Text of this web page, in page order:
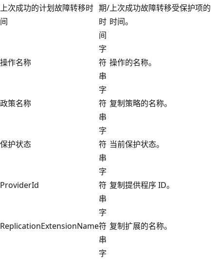
上次成功的计划故障转移时
间
期/
时
间
上次成功故障转移受保护项的
时间。
操作名称
字
符
串
操作的名称。
政策名称
字
符
串
复制策略的名称。
保护状态
字
符
串
当前保护状态。
ProviderId
字
符
串
复制提供程序 ID。
ReplicationExtensionName
字
符
串
复制扩展的名称。
字